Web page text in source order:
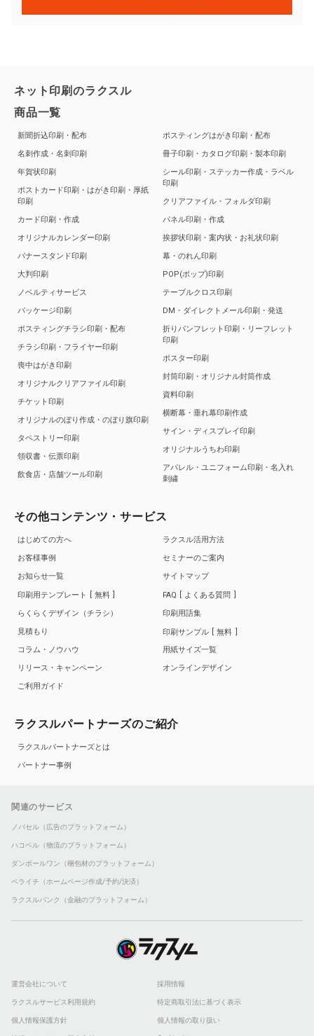
ネット印刷のラクスル
商品一覧
新聞折込印刷・配布
名刺作成・名刺印刷
年賀状印刷
ポストカード印刷・はがき印刷・厚紙
印刷
カード印刷・作成
オリジナルカレンダー印刷
バナースタンド印刷
大判印刷
ノベルティサービス
パッケージ印刷
ポスティングチラシ印刷・配布
チラシ印刷・フライヤー印刷
喪中はがき印刷
オリジナルクリアファイル印刷
チケット印刷
オリジナルのぼり作成・のぼり旗印刷
タペストリー印刷
領収書・伝票印刷
飲食店・店舗ツール印刷
ポスティングはがき印刷・配布
冊子印刷・カタログ印刷・製本印刷
シール印刷・ステッカー作成・ラベル
印刷
クリアファイル・フォルダ印刷
パネル印刷・作成
挨拶状印刷・案内状・お礼状印刷
幕・のれん印刷
POP(ポップ)印刷
テーブルクロス印刷
DM・ダイレクトメール印刷・発送
折りパンフレット印刷・リーフレット
印刷
ポスター印刷
封筒印刷・オリジナル封筒作成
資料印刷
横断幕・垂れ幕印刷作成
サイン・ディスプレイ印刷
オリジナルうちわ印刷
アパレル・ユニフォーム印刷・名入れ
刺繍
その他コンテンツ・サービス
はじめての方へ
お客様事例
お知らせ一覧
印刷用テンプレート
無料
らくらくデザイン（チラシ）
見積もり
コラム・ノウハウ
リリース・キャンペーン
ご利用ガイド
ラクスル活用方法
セミナーのご案内
サイトマップ
FAQ
よくある質問
印刷用語集
印刷サンプル
無料
用紙サイズ一覧
オンラインデザイン
ラクスルパートナーズのご紹介
ラクスルパートナーズとは
パートナー事例
関連のサービス
ノバセル（広告のプラットフォーム）
ハコベル（物流のプラットフォーム）
ダンボールワン（梱包材のプラットフォーム）
ペライチ（ホームページ作成/予約/決済）
ラクスルバンク（金融のプラットフォーム）
運営会社について 採用情報
ラクスルサービス利用規約 特定商取引法に基づく表示
個人情報保護方針 個人情報の取り扱い